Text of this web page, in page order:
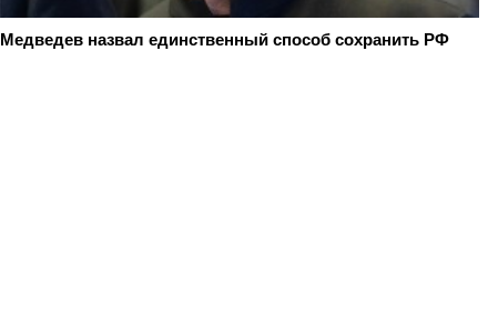
Медведев назвал единственный способ сохранить РФ